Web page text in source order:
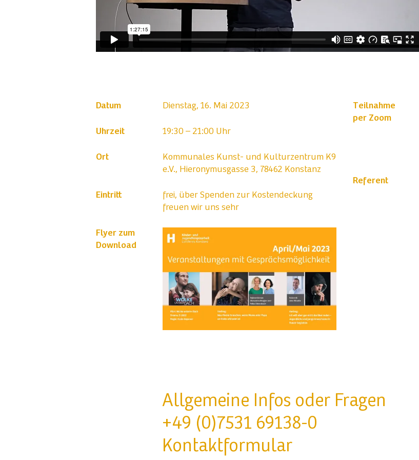
Datum Dienstag, 16. Mai 2023
Uhrzeit 19:30 – 21:00 Uhr
Ort
Kommunales Kunst- und Kulturzentrum K9
e.V., Hieronymusgasse 3, 78462 Konstanz
Eintritt
frei, über Spenden zur Kostendeckung
freuen wir uns sehr
Flyer zum
Download
Teilnahme
per Zoom
Referent
Allgemeine Infos oder Fragen
+49 (0)7531 69138-0
Kontaktformular